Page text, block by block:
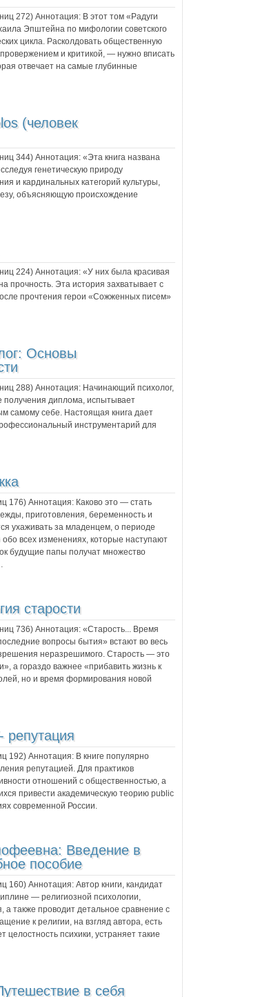
272) Аннотация: В этот том «Радуги
Эпштейна по мифологии советского
цикла. Расколдовать общественную
и критикой, — нужно вписать
отвечает на самые глубинные
(человек
344) Аннотация: «Эта книга названа
генетическую природу
и кардинальных категорий культуры,
объясняющую происхождение
224) Аннотация: «У них была красивая
прочность. Эта история захватывает с
прочтения герои «Сожженных писем»
Основы
288) Аннотация: Начинающий психолог,
получения диплома, испытывает
самому себе. Настоящая книга дает
инструментарий для
176) Аннотация: Каково это — стать
приготовления, беременность и
ухаживать за младенцем, о периоде
всех изменениях, которые наступают
будущие папы получат множество
старости
736) Аннотация: «Старость... Время
вопросы бытия» встают во весь
неразрешимого. Старость — это
а гораздо важнее «прибавить жизнь к
но и время формирования новой
репутация
192) Аннотация: В книге популярно
репутацией. Для практиков
отношений с общественностью, а
привести академическую теорию public
современной России.
Введение в
пособие
160) Аннотация: Автор книги, кандидат
— религиозной психологии,
также проводит детальное сравнение с
к религии, на взгляд автора, есть
целостность психики, устраняет такие
в себя